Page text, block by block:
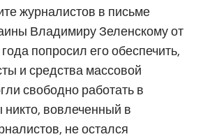
журналистов в письме
Владимиру Зеленскому от
попросил его обеспечить,
и средства массовой
свободно работать в
никто, вовлеченный в
не остался